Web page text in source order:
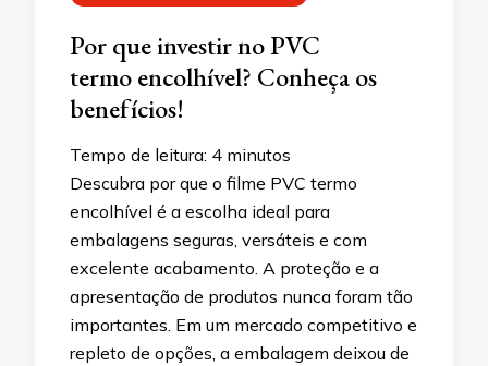
Por que investir no PVC
termo encolhível? Conheça os
benefícios!
Tempo de leitura: 4 minutos
Descubra por que o filme PVC termo
encolhível é a escolha ideal para
embalagens seguras, versáteis e com
excelente acabamento. A proteção e a
apresentação de produtos nunca foram tão
importantes. Em um mercado competitivo e
repleto de opções, a embalagem deixou de